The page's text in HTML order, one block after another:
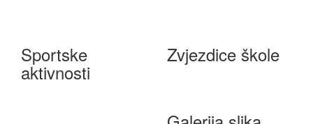
Sportske
aktivnosti
Zvjezdice škole